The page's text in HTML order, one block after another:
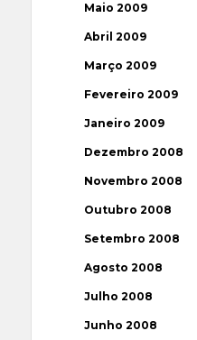
Maio 2009
Abril 2009
Março 2009
Fevereiro 2009
Janeiro 2009
Dezembro 2008
Novembro 2008
Outubro 2008
Setembro 2008
Agosto 2008
Julho 2008
Junho 2008